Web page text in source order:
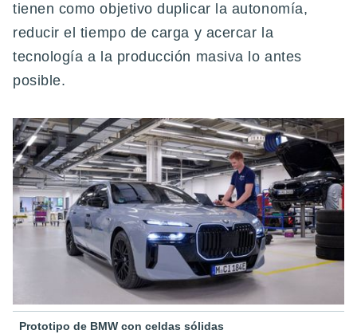
tienen como objetivo duplicar la autonomía,
reducir el tiempo de carga y acercar la
tecnología a la producción masiva lo antes
posible.
Prototipo de BMW con celdas sólidas